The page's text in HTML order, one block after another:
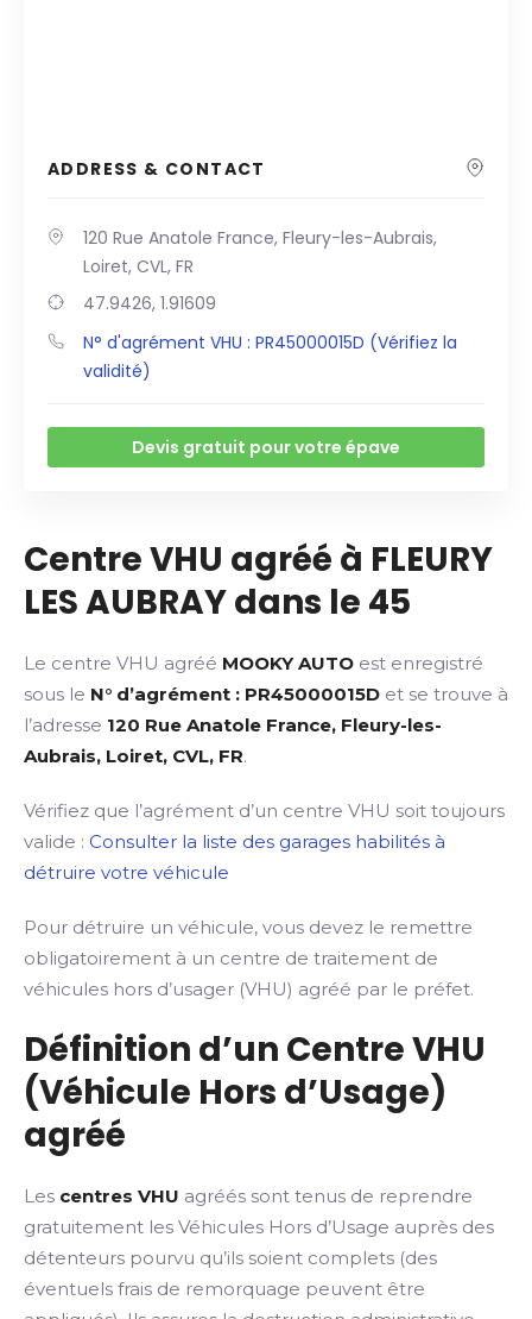
ADDRESS & CONTACT
120 Rue Anatole France, Fleury-les-Aubrais,
Loiret, CVL, FR
47.9426, 1.91609
N° d'agrément VHU : PR45000015D (Vérifiez la
validité)
Devis gratuit pour votre épave
Centre VHU agréé à FLEURY
LES AUBRAY dans le 45
Le centre VHU agréé MOOKY AUTO est enregistré
sous le N° d’agrément : PR45000015D et se trouve à
l’adresse 120 Rue Anatole France, Fleury-les-
Aubrais, Loiret, CVL, FR.
Vérifiez que l’agrément d’un centre VHU soit toujours
valide : Consulter la liste des garages habilités à
détruire votre véhicule
Pour détruire un véhicule, vous devez le remettre
obligatoirement à un centre de traitement de
véhicules hors d’usager (VHU) agréé par le préfet.
Définition d’un Centre VHU
(Véhicule Hors d’Usage)
agréé
Les centres VHU agréés sont tenus de reprendre
gratuitement les Véhicules Hors d’Usage auprès des
détenteurs pourvu qu’ils soient complets (des
éventuels frais de remorquage peuvent être